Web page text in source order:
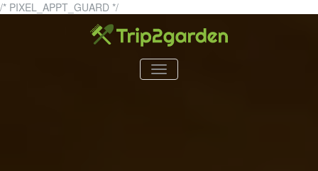
/* PIXEL_APPT_GUARD */Skip
content
trip2garden.setrip2garden.se – allt om
TOGGLE
NAVIGATION